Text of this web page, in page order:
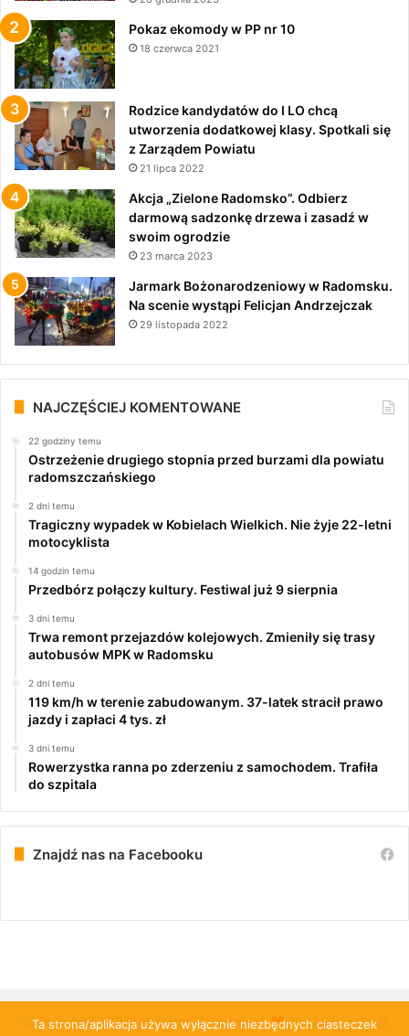
Pokaz ekomody w PP nr 10
18 czerwca 2021
Rodzice kandydatów do I LO chcą
utworzenia dodatkowej klasy. Spotkali się
z Zarządem Powiatu
21 lipca 2022
Akcja „Zielone Radomsko”. Odbierz
darmową sadzonkę drzewa i zasadź w
swoim ogrodzie
23 marca 2023
Jarmark Bożonarodzeniowy w Radomsku.
Na scenie wystąpi Felicjan Andrzejczak
29 listopada 2022
NAJCZĘŚCIEJ KOMENTOWANE
22 godziny temu
Ostrzeżenie drugiego stopnia przed burzami dla powiatu
radomszczańskiego
2 dni temu
Tragiczny wypadek w Kobielach Wielkich. Nie żyje 22-letni
motocyklista
14 godzin temu
Przedbórz połączy kultury. Festiwal już 9 sierpnia
3 dni temu
Trwa remont przejazdów kolejowych. Zmieniły się trasy
autobusów MPK w Radomsku
2 dni temu
119 km/h w terenie zabudowanym. 37-latek stracił prawo
jazdy i zapłaci 4 tys. zł
3 dni temu
Rowerzystka ranna po zderzeniu z samochodem. Trafiła
do szpitala
Znajdź nas na Facebooku
© Copyright 2026, All Rights Reserved | PulsRadomska.pl
Ta strona/aplikacja używa wyłącznie niezbędnych ciasteczek